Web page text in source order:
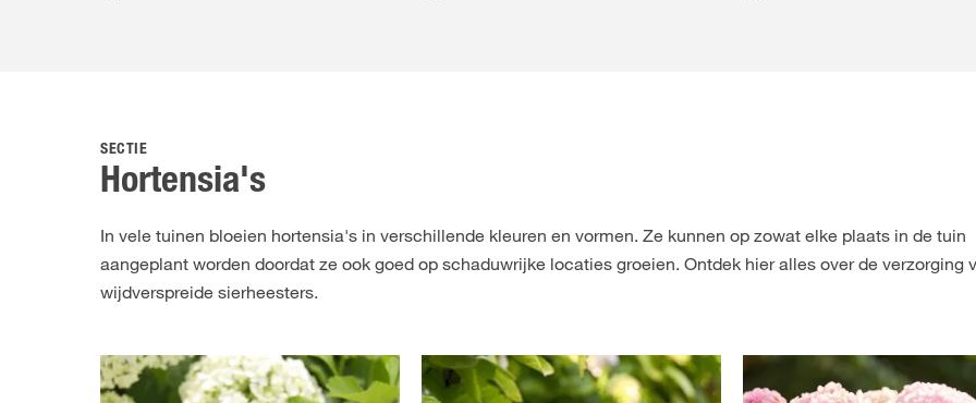
SECTIE
Hortensia's
In vele tuinen bloeien hortensia's in verschillende kleuren en vormen. Ze kunnen op zowat elke plaats in de tuin
aangeplant worden doordat ze ook goed op schaduwrijke locaties groeien. Ontdek hier alles over de verzorging
wijdverspreide sierheesters.